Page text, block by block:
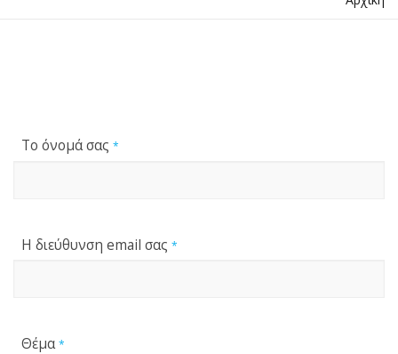
Το όνομά σας*
Η διεύθυνση email σας*
Θέμα*